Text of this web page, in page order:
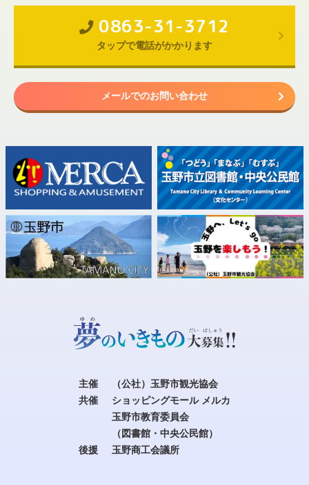
0863-31-3712
タップで電話がかかります
メールでのお問い合わせ
主催
（公社）玉野市観光協会
共催
ショッピングモール メルカ
玉野市教育委員会
（図書館・中央公民館）
後援
玉野商工会議所